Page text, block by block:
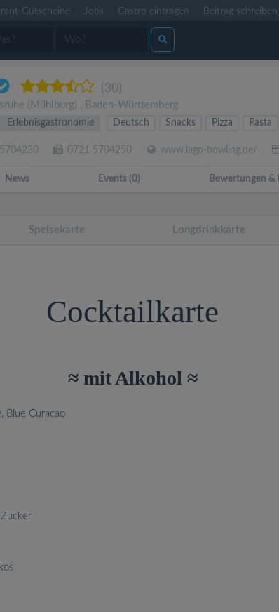
Gutscheine Jobs Gastro eintragen Beitrag schreiben
(30)
(Mühlburg) , Baden-Württemberg
Erlebnisgastronomie Deutsch Snacks Pizza Pasta
0721 5704250 www.lago-bowling.de/
News Events (0) Bewertungen &
Speisekarte Longdrinkkarte
Cocktailkarte
≈ mit Alkohol ≈
Blue Curacao